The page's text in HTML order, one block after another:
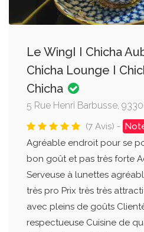
Le WingI I Chicha
Chicha Lounge I
Chicha
5 Rue Henri Barbusse,
(7 Avis) -
Agréable endroit pour se
bon goût et pas très forte
Serveuse à lunettes
très pro Prix très très
avec pleins de goûts
respectueuse Cuisine de